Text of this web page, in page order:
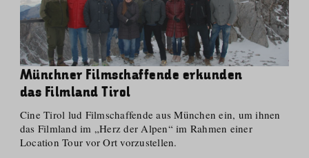
Münchner Filmschaffende erkunden
das Filmland Tirol
Cine Tirol lud Filmschaffende aus München ein, um ihnen
das Filmland im „Herz der Alpen“ im Rahmen einer
Location Tour vor Ort vorzustellen.